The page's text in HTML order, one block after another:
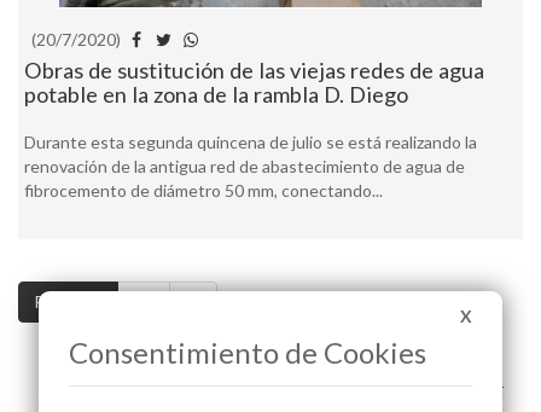
(20/7/2020)
Obras de sustitución de las viejas redes de agua
potable en la zona de la rambla D. Diego
Durante esta segunda quincena de julio se está realizando la
renovación de la antigua red de abastecimiento de agua de
fibrocemento de diámetro 50 mm, conectando...
Pag. 1 / 3
A+ A-
X
Consentimiento de Cookies